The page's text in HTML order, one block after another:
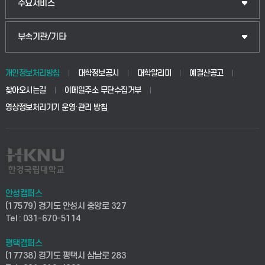
생명공학부
사회안전시스템공학부
컴퓨터응용수학부
ICT로봇기계공학부
공공정책대학원
교육대학원
주요서비스
입학안내
웹메일
학사시스템(전문학사 및 전공심화)
사이버캠퍼스(전문학사 및 전공심화)
시설바로처리서비스
연구실안전관리시스템
산학연구관리시스템
부속기관/기타
중앙도서관
학생생활관(안성)
산학협력단
취업지원센터
창업지원센터
현장실습지원센터
개인정보처리방침 대학정보공시 대학알리미
예결산공고
찾아오시는길
이메일주소 무단수집거부
영상정보처리기기 운영·관리 방침
안성캠퍼스
(17579) 경기도 안성시 중앙로 327
Tel : 031-670-5114
평택캠퍼스
(17738) 경기도 평택시 삼남로 283